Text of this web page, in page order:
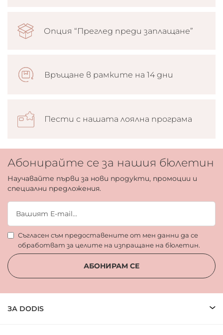
Опция “Преглед преди заплащане”
Връщане в рамките на 14 дни
Пести с нашата лоялна програма
Абонирайте се за нашия бюлетин
Научавайте първи за нови продукти, промоции и
специални предложения.
Съгласен съм предоставените от мен данни да се
обработват за целите на изпращане на бюлетин.
АБОНИРАМ СЕ
ЗА DODIS